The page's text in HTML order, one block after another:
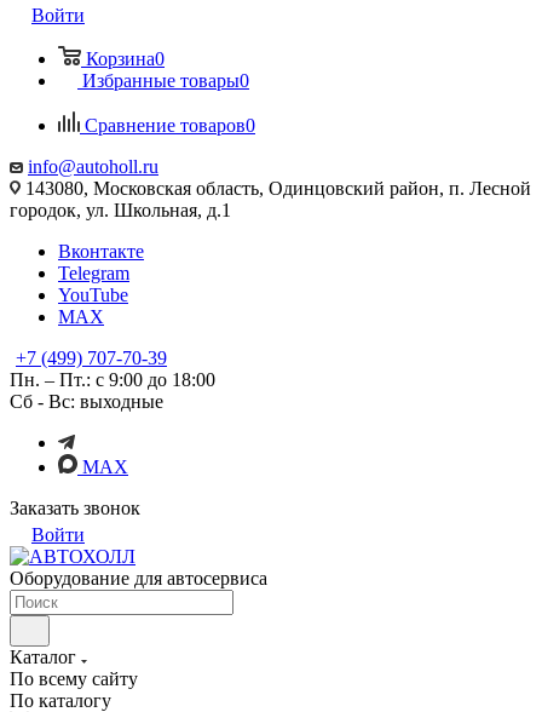
Войти
Корзина0
Избранные товары0
Сравнение товаров0
info@autoholl.ru
143080, Московская область, Одинцовский район, п. Лесной
городок, ул. Школьная, д.1
Вконтакте
Telegram
YouTube
MAX
+7 (499) 707-70-39
Пн. – Пт.: с 9:00 до 18:00
Сб - Вс: выходные
MAX
Заказать звонок
Войти
Оборудование для автосервиса
Каталог
По всему сайту
По каталогу